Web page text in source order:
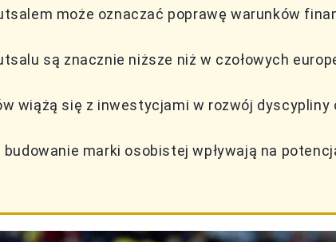
może oznaczać poprawę warunków
są znacznie niższe niż w czołowych
wiążą się z inwestycjami w rozwój dyscypliny
marki osobistej wpływają na